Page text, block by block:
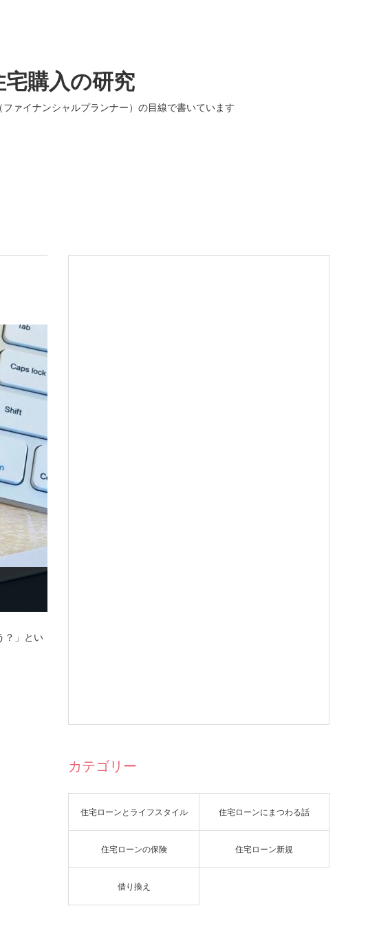
宅購入の研究
ァイナンシャルプランナー）の目線で書いています
？」とい
カテゴリー
住宅ローンとライフスタイル 住宅ローンにまつわる話
住宅ローンの保険 住宅ローン新規
借り換え